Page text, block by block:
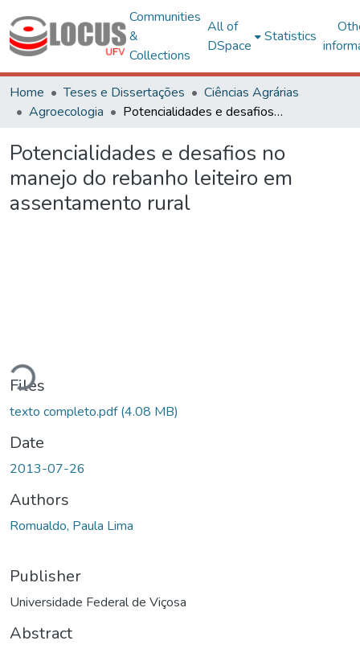
Communities
&
Collections
All of
DSpace
Statistics
Home Teses e Dissertações
Ciências Agrárias
Agroecologia
Potencialidades e desafios no manejo do rebanho leiteiro em assentamento rural
Potencialidades e desafios no
manejo do rebanho leiteiro em
assentamento rural
Loading...
Files
texto completo.pdf(4.08 MB)
Date
2013-07-26
Authors
Romualdo, Paula Lima
Publisher
Universidade Federal de Viçosa
Abstract